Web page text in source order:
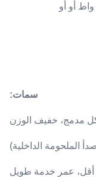
مصدر الطاقة: AC220V 50 هرتز، 6 واط أو أو
سمات:
مدمج، خفيف الوزن
الملحومة الداخلية)
أقل، عمر خدمة طويل